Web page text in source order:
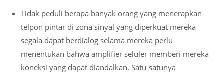
Tidak peduli berapa banyak orang yang menerapkan
telpon pintar di zona sinyal yang diperkuat mereka
segala dapat berdialog selama mereka perlu
menentukan bahwa amplifier seluler memberi mereka
koneksi yang dapat diandalkan. Satu-satunya